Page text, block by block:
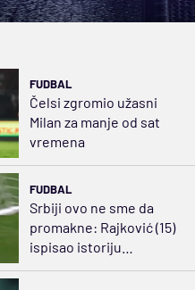
FUDBAL
Čelsi zgromio užasni
Milan za manje od sat
vremena
FUDBAL
Srbiji ovo ne sme da
promakne: Rajković (15)
ispisao istoriju